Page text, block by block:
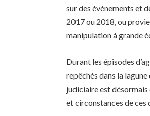
sur des événements et
2017 ou 2018, ou
manipulation à grande
Durant les épisodes
repêchés dans la
judiciaire est désormais
et circonstances de ces